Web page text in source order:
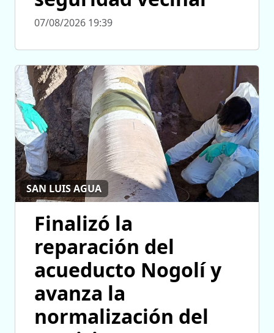
07/08/2026 19:39
SAN LUIS AGUA
Finalizó la
reparación del
acueducto Nogolí y
avanza la
normalización del